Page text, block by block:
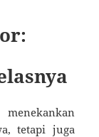
tetapi juga